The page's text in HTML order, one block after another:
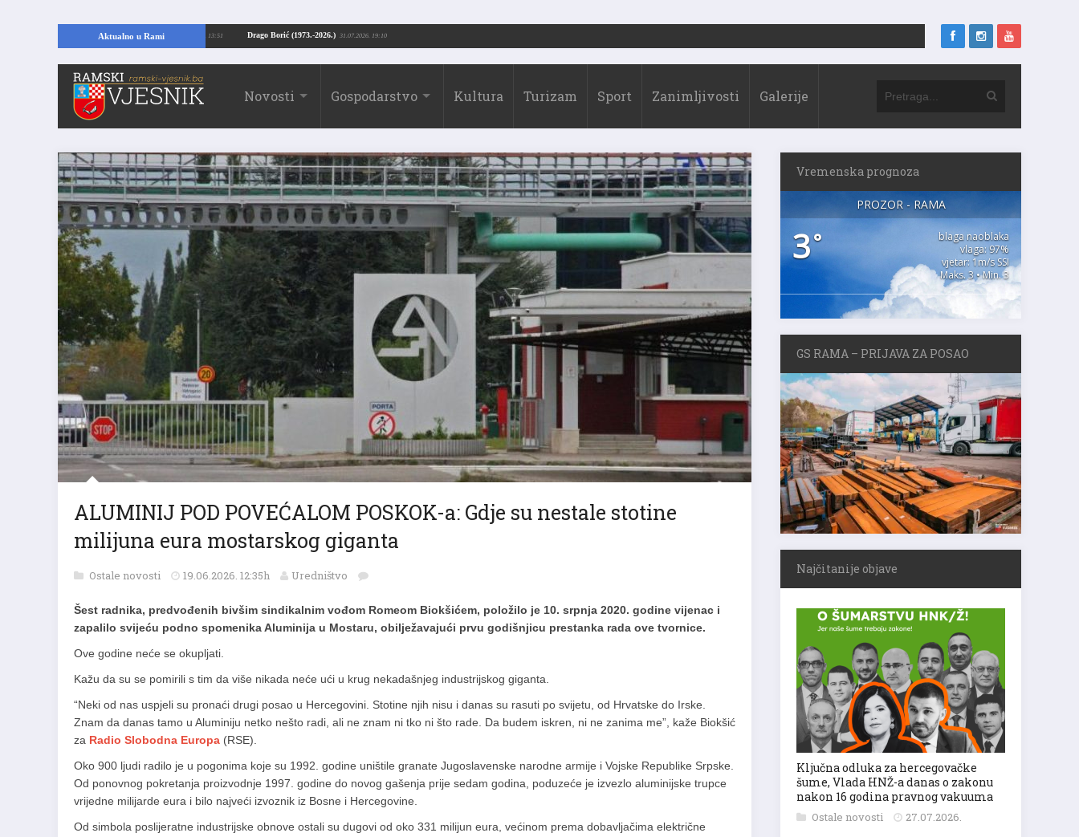
Aktualno u Rami Drago Borić (1973.-2026.)
Kopajući temelje kuće, pronašao vrijedne arheološke ostatke 24.07.2026. 13:51
Novosti Gospodarstvo Kultura Turizam Sport Zanimljivosti Galerije
ALUMINIJ POD POVEĆALOM POSKOK-a: Gdje su nestale stotine
milijuna eura mostarskog giganta
Ostale novosti 19.06.2026. 12:35h Uredništvo
Šest radnika, predvođenih bivšim sindikalnim vođom Romeom Biokšićem, položilo je 10. srpnja 2020. godine vijenac i
zapalilo svijeću podno spomenika Aluminija u Mostaru, obilježavajući prvu godišnjicu prestanka rada ove tvornice.
Ove godine neće se okupljati.
Kažu da su se pomirili s tim da više nikada neće ući u krug nekadašnjeg industrijskog giganta.
“Neki od nas uspjeli su pronaći drugi posao u Hercegovini. Stotine njih nisu i danas su rasuti po svijetu, od Hrvatske do Irske.
Znam da danas tamo u Aluminiju netko nešto radi, ali ne znam ni tko ni što rade. Da budem iskren, ni ne zanima me”, kaže Biokšić
za Radio Slobodna Europa (RSE).
Oko 900 ljudi radilo je u pogonima koje su 1992. godine uništile granate Jugoslavenske narodne armije i Vojske Republike Srpske.
Od ponovnog pokretanja proizvodnje 1997. godine do novog gašenja prije sedam godina, poduzeće je izvezlo aluminijske trupce
vrijedne milijarde eura i bilo najveći izvoznik iz Bosne i Hercegovine.
Od simbola poslijeratne industrijske obnove ostali su dugovi od oko 331 milijun eura, većinom prema dobavljačima električne
Vremenska prognoza
PROZOR - RAMA
3°
blaga naoblaka
vlaga: 97%
vjetar: 1m/s SSI
Maks. 3 • Min. 3
GS RAMA – PRIJAVA ZA POSAO
Najčitanije objave
Ključna odluka za hercegovačke
šume, Vlada HNŽ-a danas o zakonu
nakon 16 godina pravnog vakuuma
Ostale novosti 27.07.2026.